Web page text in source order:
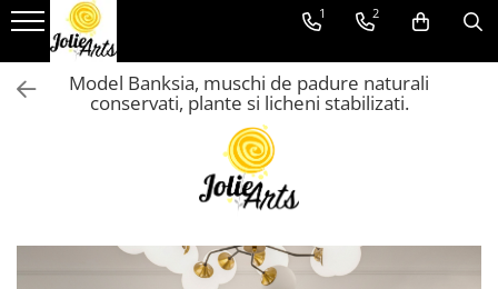
Tablouri cu licheni, muschi si
Toate Produsele
Proiecte personalizate
Proiecte personalizate
1 2
Model Banksia, muschi de padure naturali
conservati, plante si licheni stabilizati.